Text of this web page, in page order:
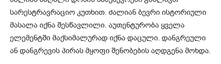
სარესტრავრაციო კუთხით. ძალიან ბევრი ისტორიული
მასალა იქნა შესწავლილი. აუთენტურობა ყველა
ელემენტში მაქსიმალურად იქნა დაცული. დანგრეული
ან დანგრევის პირას მყოფი შენობების აღდგენა მოხდა.